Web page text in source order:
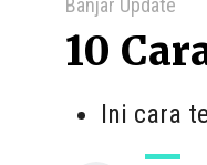
Banjar Update
10
Ini cara